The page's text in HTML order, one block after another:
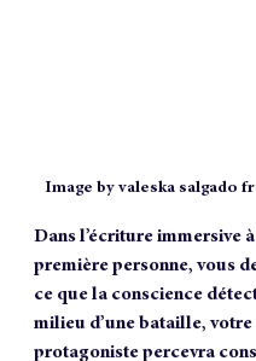
Image by valeska salgado
Dans l’écriture immersive
première personne, vous
ce que la conscience
milieu d’une bataille, votre
protagoniste percevra